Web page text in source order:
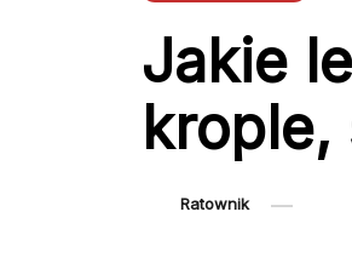
Jakie
Ratownik